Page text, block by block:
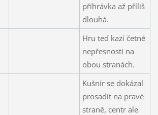
přihrávka až příliš
dlouhá.
Hru teď kazí četné
nepřesnosti na
obou stranách.
Kušnír se dokázal
prosadit na pravé
straně, centr ale